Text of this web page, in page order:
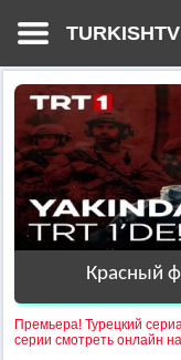
TURKISHTV
Красный
Премьера! Турецкий
серии смотреть онлайн